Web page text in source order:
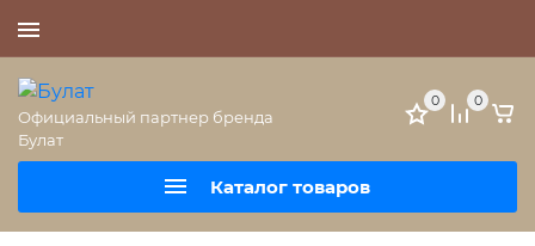
Официальный партнер бренда
Булат
Каталог товаров
0 0